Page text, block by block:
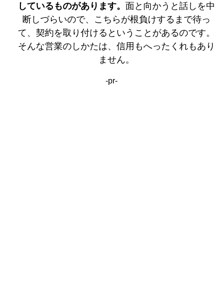
しているものがあります。 面と向かうと話しを中
断しづらいので、こちらが根負けするまで待っ
て、契約を取り付けるということがあるのです。
そんな営業のしかたは、信用もへったくれもあり
ません。
-pr-